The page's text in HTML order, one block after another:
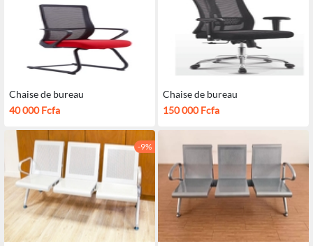
Chaise de bureau
40 000 Fcfa
Chaise de bureau
150 000 Fcfa
-9%